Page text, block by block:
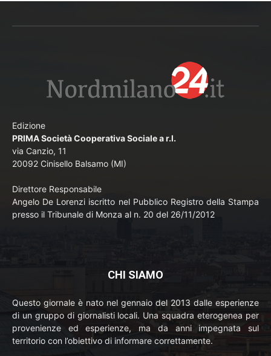
Edizione
PRIMA Società Cooperativa Sociale a r.l.
via Canzio, 11
20092 Cinisello Balsamo (MI)
Direttore Responsabile
Angelo De Lorenzi iscritto nel Pubblico Registro della Stampa
presso il Tribunale di Monza al n. 20 del 26/11/2012
CHI SIAMO
Questo giornale è nato nel gennaio del 2013 dalle esperienze
di un gruppo di giornalisti locali. Una squadra eterogenea per
provenienze ed esperienze, ma da anni impegnata sul
territorio con l’obiettivo di informare correttamente.